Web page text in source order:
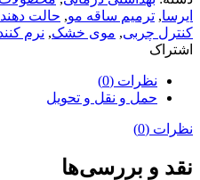
ایرسا, ترمیم ساقه مو, حالت
کنترل چربی, موی خشک, نرم
اشتراک
نظرات (0)
حمل و نقل و تحویل
نظرات (0)
نقد و بررسی‌ها